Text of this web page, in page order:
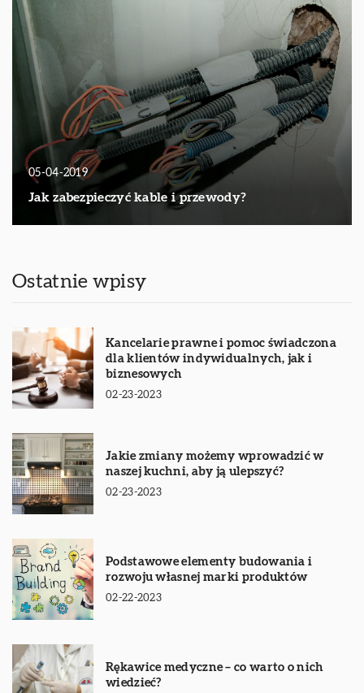
05-04-2019
Jak zabezpieczyć kable i przewody?
Ostatnie wpisy
Kancelarie prawne i pomoc świadczona
dla klientów indywidualnych, jak i
biznesowych
02-23-2023
Jakie zmiany możemy wprowadzić w
naszej kuchni, aby ją ulepszyć?
02-23-2023
Podstawowe elementy budowania i
rozwoju własnej marki produktów
02-22-2023
Rękawice medyczne – co warto o nich
wiedzieć?